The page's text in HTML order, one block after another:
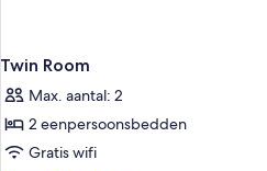
Twin Room
Max. aantal: 2
2 eenpersoonsbedden
Gratis wifi